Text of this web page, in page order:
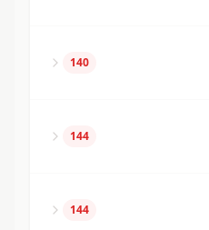
140
144
144